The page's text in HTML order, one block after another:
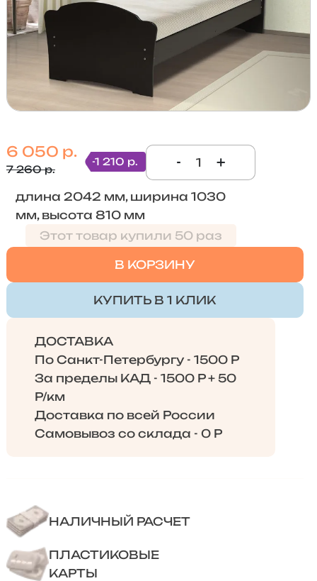
6 050 р.
7 260 р.
-1 210 р. - +
длина 2042 мм, ширина 1030
мм, высота 810 мм
Этот товар купили 50 раз
В КОРЗИНУ
КУПИТЬ В 1 КЛИК
ДОСТАВКА
По Санкт-Петербургу - 1500 Р
За пределы КАД - 1500 Р + 50
Р/км
Доставка по всей России
Самовывоз со склада - 0 Р
НАЛИЧНЫЙ РАСЧЕТ
ПЛАСТИКОВЫЕ
КАРТЫ